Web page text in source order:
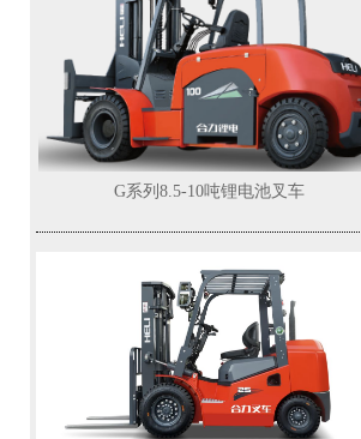
G系列8.5-10吨锂电池叉车